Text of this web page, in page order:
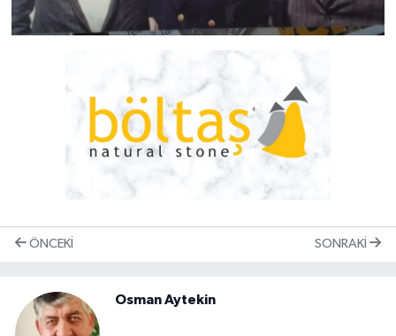
ÖNCEKI SONRAKI
Osman Aytekin